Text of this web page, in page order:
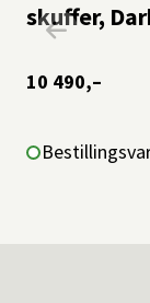
skuffer,
10 490,–